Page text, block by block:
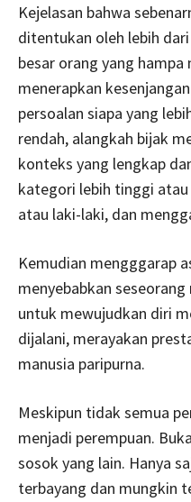
Kejelasan bahwa
ditentukan oleh lebih
besar orang yang
menerapkan
persoalan siapa yang
rendah, alangkah bijak
konteks yang lengkap
kategori lebih tinggi atau
atau laki-laki, dan
Kemudian mengggarap
menyebabkan
untuk mewujudkan diri
dijalani, merayakan
manusia paripurna.
Meskipun tidak semua
menjadi perempuan.
sosok yang lain. Hanya
terbayang dan mungkin